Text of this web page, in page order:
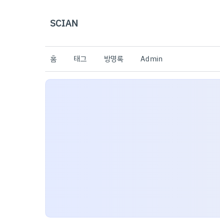
SCIAN
홈 태그 방명록 Admin